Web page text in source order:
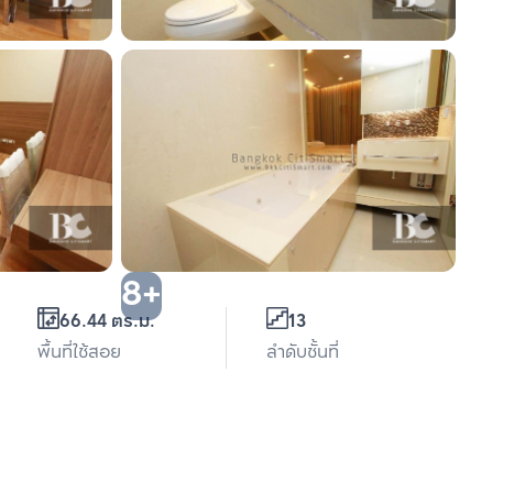
8+
66.44 ตร.ม.
พื้นที่ใช้สอย
13
ลำดับชั้นที่